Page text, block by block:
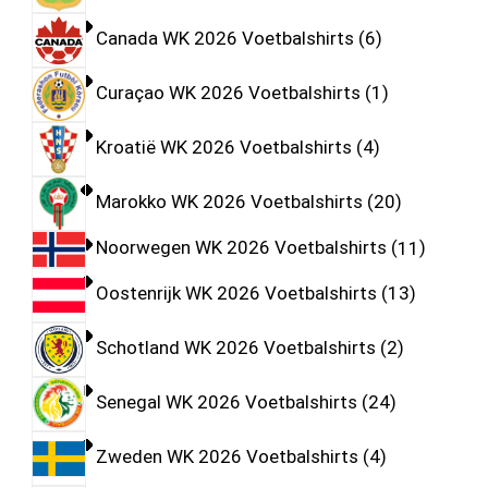
Canada WK 2026 Voetbalshirts 6
Curaçao WK 2026 Voetbalshirts 1
Kroatië WK 2026 Voetbalshirts 4
Marokko WK 2026 Voetbalshirts 20
Noorwegen WK 2026 Voetbalshirts 11
Oostenrijk WK 2026 Voetbalshirts 13
Schotland WK 2026 Voetbalshirts 2
Senegal WK 2026 Voetbalshirts 24
Zweden WK 2026 Voetbalshirts 4